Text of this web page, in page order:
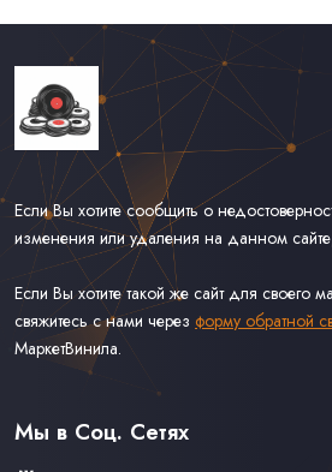
Если Вы хотите сообщить о
изменения или удаления на данном
Если Вы хотите такой же сайт для своего
свяжитесь с нами через форму обратной
МаркетВинила.
Каталог Винила, CD и Кассет
Доставка и Оплата
Мы в Соц. Сетях